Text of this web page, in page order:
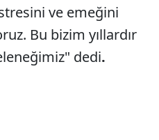
ve emeğini
Bu bizim yıllardır
dedi.